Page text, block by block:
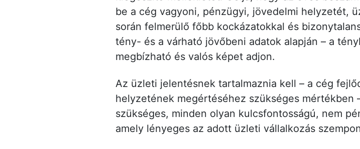
be a cég vagyoni, pénzügyi, jövedelmi helyzetét,
során felmerülő főbb kockázatokkal és
tény- és a várható jövőbeni adatok alapján – a
megbízható és valós képet adjon.
Az üzleti jelentésnek tartalmaznia kell – a cég
helyzetének megértéséhez szükséges mértékben
szükséges, minden olyan kulcsfontosságú, nem
amely lényeges az adott üzleti vállalkozás